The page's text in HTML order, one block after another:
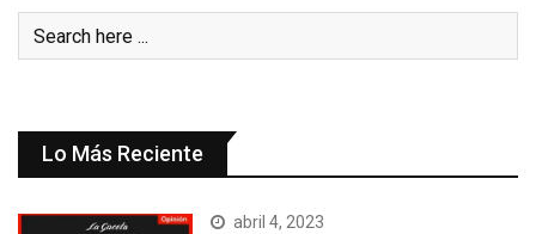
Lo Más Reciente
abril 4, 2023